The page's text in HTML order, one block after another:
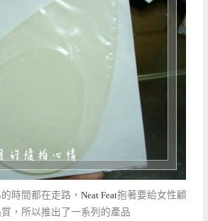
時間都在走路，Neat Feat抱著要給女性顧
，所以推出了一系列的產品